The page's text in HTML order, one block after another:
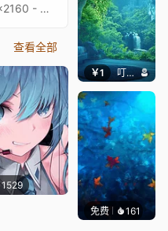
Mont Blanc - Ultrawide - 5120x2160 - 3440x1440Original picture from freepikImage quality is a priority, high-end setup recommendedKeywords : Mount mont blanc covered in the snow reflecting on the water in the evening in Chamonix, France, Landscape, Moutains, 2160p, 4K, HD
查看全部
1529
￥1 叮叮当当
免费 161Max